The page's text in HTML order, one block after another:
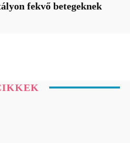
fekvő betegeknek